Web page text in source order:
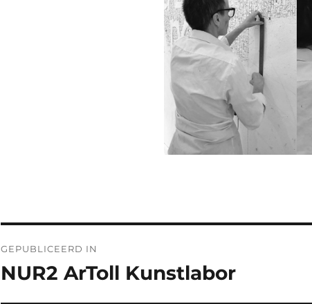
GEPUBLICEERD IN
NUR2 ArToll Kunstlabor